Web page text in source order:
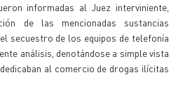
informadas al Juez interviniente,
de las mencionadas sustancias
secuestro de los equipos de telefonía
análisis, denotándose a simple vista
al comercio de drogas ilícitas